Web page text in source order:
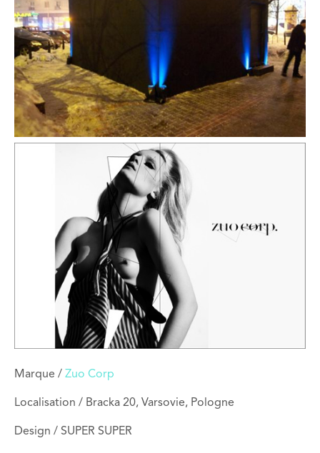
Marque / Zuo Corp
Localisation / Bracka 20, Varsovie, Pologne
Design / SUPER SUPER